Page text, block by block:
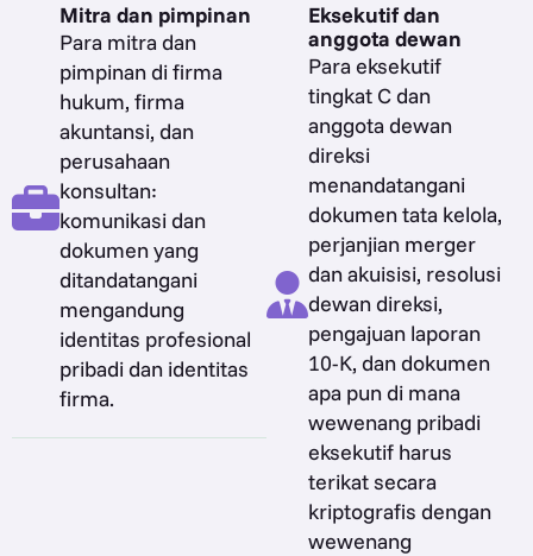
Mitra dan pimpinan
Para mitra dan
pimpinan di firma
hukum, firma
akuntansi, dan
perusahaan
konsultan:
komunikasi dan
dokumen yang
ditandatangani
mengandung
identitas profesional
pribadi dan identitas
firma.
Eksekutif dan
anggota dewan
Para eksekutif
tingkat C dan
anggota dewan
direksi
menandatangani
dokumen tata kelola,
perjanjian merger
dan akuisisi, resolusi
dewan direksi,
pengajuan laporan
10-K, dan dokumen
apa pun di mana
wewenang pribadi
eksekutif harus
terikat secara
kriptografis dengan
wewenang